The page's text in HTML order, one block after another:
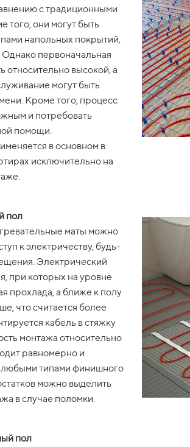
с традиционными
того, они могут быть
напольных покрытий,
первоначальная
относительно высокой, а
могут быть
Кроме того, процесс
и потребовать
помощи.
в основном в
исключительно на
пол
маты можно
к электричеству, будь-
Электрический
при которых на уровне
прохлада, а ближе к полу
что считается более
кабель в стяжку
монтажа относительно
равномерно и
типами финишного
можно выделить
в случае поломки.
пол